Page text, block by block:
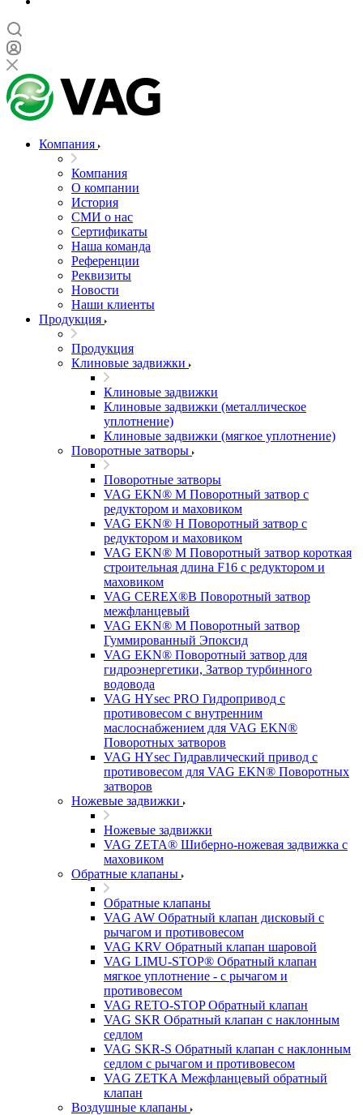
Компания
Компания
О компании
История
СМИ о нас
Cертификаты
Наша команда
Референции
Реквизиты
Новости
Наши клиенты
Продукция
Продукция
Клиновые задвижки
Клиновые задвижки
Клиновые задвижки (металлическое
уплотнение)
Клиновые задвижки (мягкое уплотнение)
Поворотные затворы
Поворотные затворы
VAG EKN® M Поворотный затвор с
редуктором и маховиком
VAG EKN® H Поворотный затвор с
редуктором и маховиком
VAG EKN® M Поворотный затвор короткая
строительная длина F16 с редуктором и
маховиком
VAG CEREX®B Поворотный затвор
межфланцевый
VAG EKN® M Поворотный затвор
Гуммированный Эпоксид
VAG EKN® Поворотный затвор для
гидроэнергетики, Затвор турбинного
водовода
VAG HYsec PRO Гидропривод с
противовесом с внутренним
маслоснабжением для VAG EKN®
Поворотных затворов
VAG HYsec Гидравлический привод с
противовесом для VAG EKN® Поворотных
затворов
Ножевые задвижки
Ножевые задвижки
VAG ZETA® Шиберно-ножевая задвижка с
маховиком
Обратные клапаны
Обратные клапаны
VAG AW Обратный клапан дисковый с
рычагом и противовесом
VAG KRV Обратный клапан шаровой
VAG LIMU-STOP® Обратный клапан
мягкое уплотнение - с рычагом и
противовесом
VAG RETO-STOP Обратный клапан
VAG SKR Обратный клапан с наклонным
седлом
VAG SKR-S Обратный клапан с наклонным
седлом с рычагом и противовесом
VAG ZETKA Межфланцевый обратный
клапан
Воздушные клапаны